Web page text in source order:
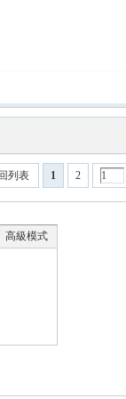
1 2
列表
高級模式